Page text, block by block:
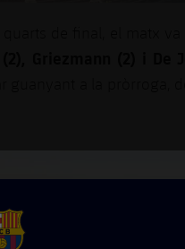
FCB Barcelona badge